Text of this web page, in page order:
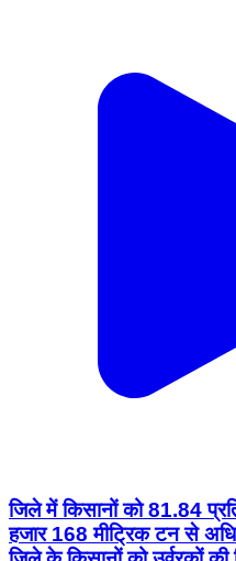
जिले में किसानों को 81.84
हजार 168 मीट्रिक टन से